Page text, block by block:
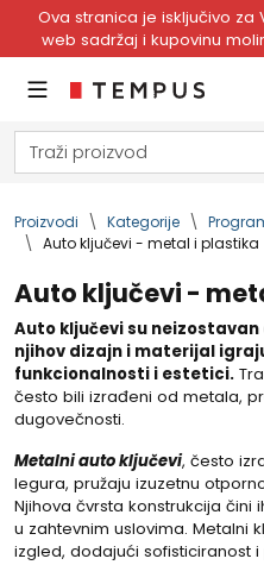
Ova stranica je isključivo
web sadržaj i kupovinu
Proizvodi Kategorije
Auto ključevi - metal i plastika
Auto ključevi -
Auto ključevi su
njihov dizajn i materijal
funkcionalnosti i estetici.
često bili izrađeni od metala,
dugovečnosti.
Metalni auto ključevi, često
legura, pružaju izuzetnu
Njihova čvrsta konstrukcija čini
u zahtevnim uslovima. Metalni
izgled, dodajući sofisticiranost i